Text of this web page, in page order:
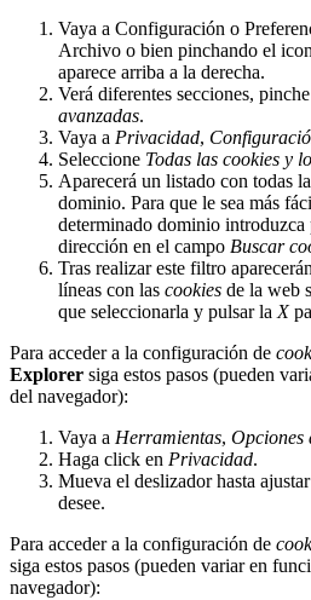
Vaya a Configuración o
Archivo o bien pinchando el
aparece arriba a la derecha.
Verá diferentes secciones,
avanzadas.
Vaya a Privacidad,
Seleccione Todas las cookies y
Aparecerá un listado con todas
dominio. Para que le sea más
determinado dominio introduzca
dirección en el campo Buscar
Tras realizar este filtro
líneas con las cookies de la web
que seleccionarla y pulsar la X
Para acceder a la configuración de
Explorer siga estos pasos (pueden
del navegador):
Vaya a Herramientas, Opciones
Haga click en Privacidad.
Mueva el deslizador hasta
desee.
Para acceder a la configuración de
siga estos pasos (pueden variar en
navegador):